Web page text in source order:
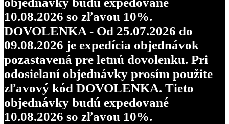
10.08.2026 so zľavou 10%.
DOVOLENKA - Od 25.07.2026 do
09.08.2026 je expedícia objednávok
pozastavená pre letnú dovolenku. Pri
odosielaní objednávky prosím použite
zľavový kód DOVOLENKA. Tieto
objednávky budú expedované
10.08.2026 so zľavou 10%.